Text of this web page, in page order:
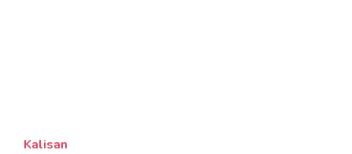
Kalisan